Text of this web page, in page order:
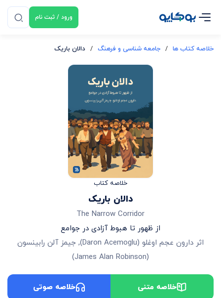
ورود / ثبت نام
خلاصه کتاب ها / جامعه شناسی و فرهنگ / دالان باریک
خلاصه کتاب
دالان باریک
The Narrow Corridor
از ظهور تا هبوط آزادی در جوامع
اثر دارون عجم اوغلو (
Daron Acemoglu
)
, جیمز آلن رابینسون
(
James Alan Robinson
)
خلاصه متنی خلاصه صوتی